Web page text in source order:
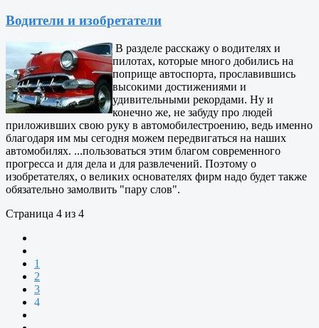
Водители и изобретатели
В разделе расскажу о водителях и
пилотах, которые много добились на
поприще автоспорта, прославившись
высокими достижениями и
удивительными рекордами. Ну и
конечно же, не забуду про людей
приложивших свою руку в автомобилестроению, ведь именно
благодаря им мы сегодня можем передвигаться на наших
автомобилях. ...пользоваться этим благом современного
прогресса и для дела и для развлечений. Поэтому о
изобретателях, о великих основателях фирм надо будет также
обязательно замолвить "пару слов".
Страница 4 из 4
1
2
3
4